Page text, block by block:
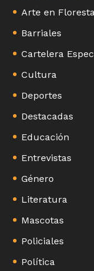
Arte en Floresta
Barriales
Cartelera
Cultura
Deportes
Destacadas
Educación
Entrevistas
Género
Literatura
Mascotas
Policiales
Política